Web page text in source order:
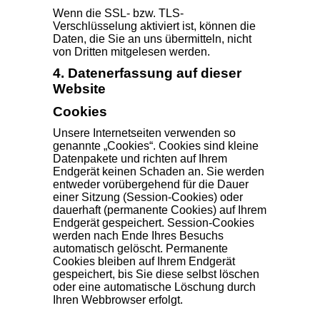
Wenn die SSL- bzw. TLS-
Verschlüsselung aktiviert ist, können die
Daten, die Sie an uns übermitteln, nicht
von Dritten mitgelesen werden.
4. Datenerfassung auf dieser
Website
Cookies
Unsere Internetseiten verwenden so
genannte „Cookies“. Cookies sind kleine
Datenpakete und richten auf Ihrem
Endgerät keinen Schaden an. Sie werden
entweder vorübergehend für die Dauer
einer Sitzung (Session-Cookies) oder
dauerhaft (permanente Cookies) auf Ihrem
Endgerät gespeichert. Session-Cookies
werden nach Ende Ihres Besuchs
automatisch gelöscht. Permanente
Cookies bleiben auf Ihrem Endgerät
gespeichert, bis Sie diese selbst löschen
oder eine automatische Löschung durch
Ihren Webbrowser erfolgt.